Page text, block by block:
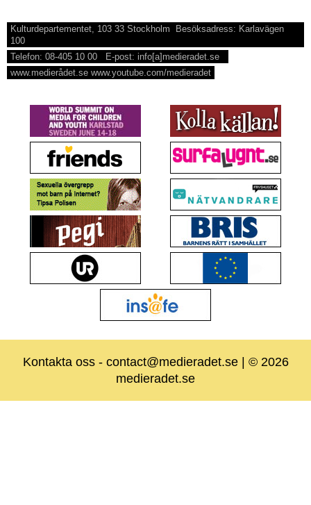
Kulturdepartementet, 103 33 Stockholm Besöksadress: Karlavägen
100
Telefon: 08-405 10 00 E-post: info[a]medieradet.se
www.medierådet.se www.youtube.com/medieradet
Kontakta oss- contact@medieradet.se | © 2026
medieradet.se